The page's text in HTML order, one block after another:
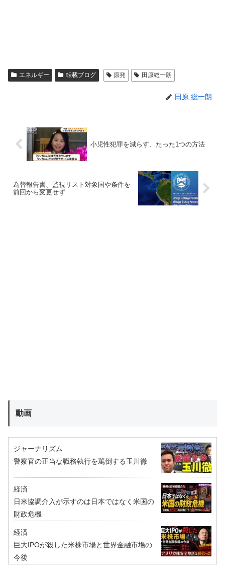
エネルギー 転載ブログ 原発 田原総一朗
田原 総一朗
小児性犯罪を減らす、たった1つの方法
為替報告書、監視リスト対象国や条件を
前回から変更せず
動画
ジャーナリズム
警察官の正当な職務執行を罵倒する玉川徹
経済
日米協調介入が示すのは日本ではなく米国の
財政危機
経済
巨大IPOが殺した米株市場と世界金融市場の
今後